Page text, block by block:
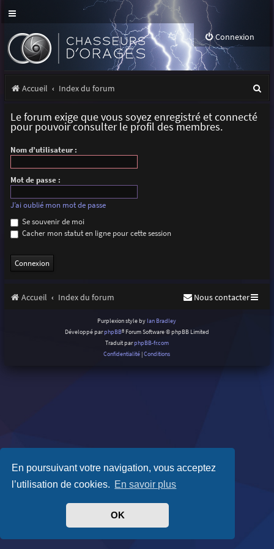
En poursuivant votre navigation, vous acceptez
l’utilisation de cookies. En savoir plus
OK
Connexion
Accueil Index du forum
Le forum exige que vous soyez enregistré et connecté
pour pouvoir consulter le profil des membres.
Nom d’utilisateur :
Mot de passe :
J’ai oublié mon mot de passe
Se souvenir de moi
Cacher mon statut en ligne pour cette session
Accueil Index du forum Nous contacter
Purplexion style by Ian Bradley
Développé parphpBB® Forum Software © phpBB Limited
Traduit parphpBB-fr.com
Confidentialité |Conditions